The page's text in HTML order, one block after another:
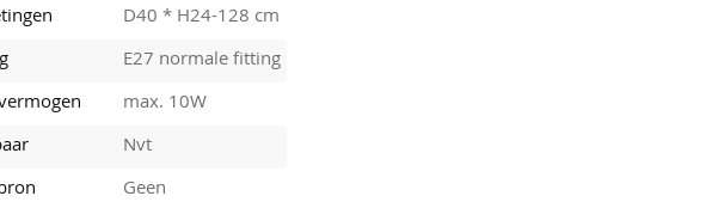
D40 * H24-128 cm
E27 normale fitting
max. 10W
Nvt
Geen